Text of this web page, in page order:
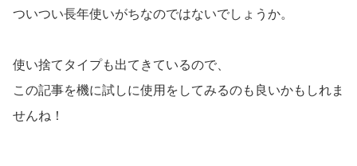
ついつい長年使いがちなのではないでしょうか。
使い捨てタイプも出てきているので、
この記事を機に試しに使用をしてみるのも良いかもしれま
せんね！